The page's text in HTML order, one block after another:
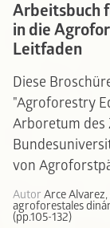
Arbeitsbuch
in die
Leitfaden
Diese
"Agroforestry
Arboretum des
von
Autor Arce
agroforestales
(pp.105-132)